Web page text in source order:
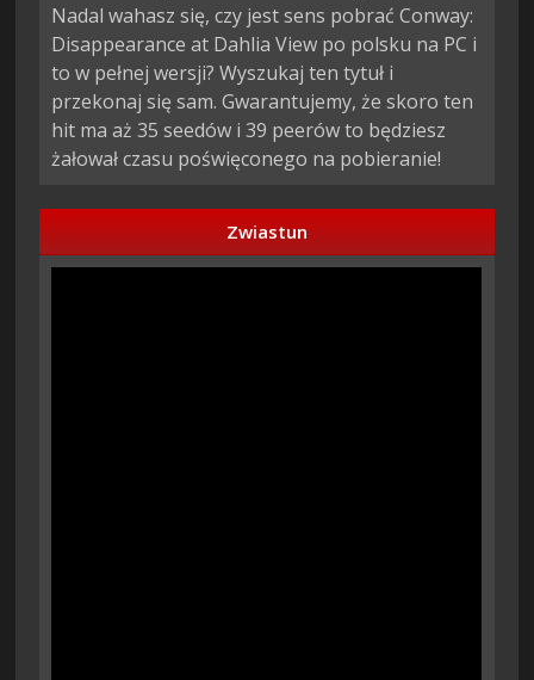
Nadal wahasz się, czy jest sens pobrać Conway:
Disappearance at Dahlia View po polsku na PC i
to w pełnej wersji? Wyszukaj ten tytuł i
przekonaj się sam. Gwarantujemy, że skoro ten
hit ma aż 35 seedów i 39 peerów to będziesz
żałował czasu poświęconego na pobieranie!
Zwiastun